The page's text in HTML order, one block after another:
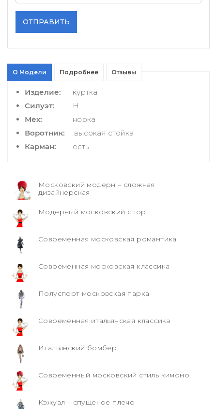
ОТПРАВИТЬ
О Модели Подробнее Отзывы
Изделие:
куртка
Силуэт:
H
Мех:
норка
Воротник:
высокая стойка
Карман:
есть
Московский модерн – сложная
дизайнерская
Модерный московский спорт
Современная московская романтика
Современная московская классика
Полуспорт московская парка
Современная итальянская классика
Итальянский бомбер
Современный московский стиль кимоно
Кэжуал – спущеное плечо